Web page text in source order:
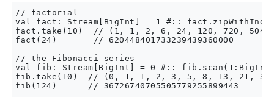
// factorial
val fact: Stream[BigInt] = 1 #::
fact.take(10)  // (1, 1, 2, 6, 24, 120, 720, 5040,
fact(24)       // 620448401733239439360000
// the Fibonacci series
val fib: Stream[BigInt] = 0 #::
fib.take(10)  // (0, 1, 1, 2, 3, 5, 8, 13, 21,
fib(124)      // 36726740705505779255899443